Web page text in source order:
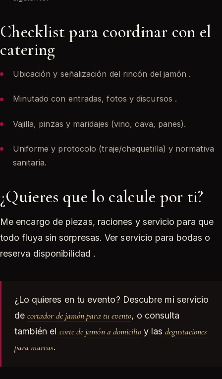
Checklist para coordinar con el
catering
Ubicación y señalización del rincón del jamón .
Minutado con entradas, fotos y discursos .
Vajilla, pinzas y maridajes (vino, cava, panes).
Uniforme y protocolo (traje/chaquetilla) y normativa
sanitaria.
¿Quieres que lo calcule por ti?
Me encargo de piezas, raciones y servicio para que
todo fluya sin sorpresas. Ver servicio para bodas o
reserva disponibilidad .
¿Lo quieres en tu evento? Descubre mi servicio
de cortador de jamón para tu evento, o consulta
también el corte de jamón a domicilioy lasdegustaciones
para marcas.